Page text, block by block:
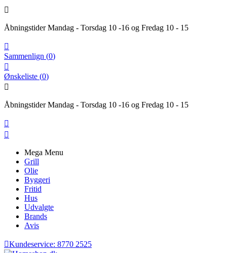

Åbningstider Mandag - Torsdag 10 -16 og Fredag 10 - 15

Sammenlign (0)

Ønskeliste (0)

Åbningstider Mandag - Torsdag 10 -16 og Fredag 10 - 15


Mega Menu
Grill
Olie
Byggeri
Fritid
Hus
Udvalgte
Brands
Avis
Kundeservice: 8770 2525